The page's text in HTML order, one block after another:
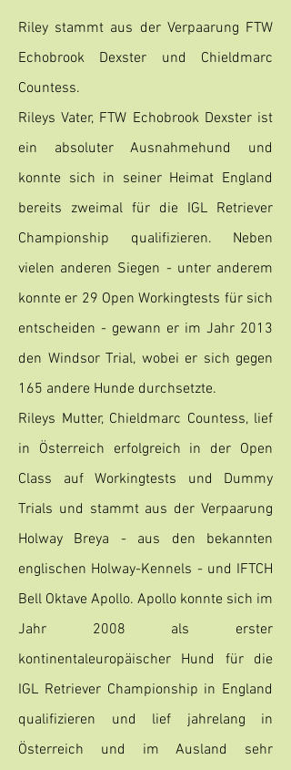
Riley stammt aus der Verpaarung FTW
Echobrook Dexster und Chieldmarc
Countess.
Rileys Vater, FTW Echobrook Dexster ist
ein absoluter Ausnahmehund und
konnte sich in seiner Heimat England
bereits zweimal für die IGL Retriever
Championship qualifizieren. Neben
vielen anderen Siegen - unter anderem
konnte er 29 Open Workingtests für sich
entscheiden - gewann er im Jahr 2013
den Windsor Trial, wobei er sich gegen
165 andere Hunde durchsetzte.
Rileys Mutter, Chieldmarc Countess, lief
in Österreich erfolgreich in der Open
Class auf Workingtests und Dummy
Trials und stammt aus der Verpaarung
Holway Breya - aus den bekannten
englischen Holway-Kennels - und IFTCH
Bell Oktave Apollo. Apollo konnte sich im
Jahr 2008 als erster
kontinentaleuropäischer Hund für die
IGL Retriever Championship in England
qualifizieren und lief jahrelang in
Österreich und im Ausland sehr